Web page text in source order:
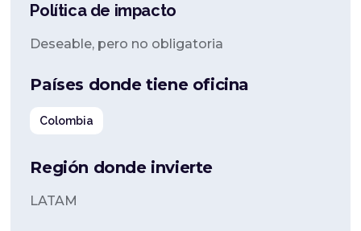
Política de impacto
Deseable, pero no obligatoria
Países donde tiene oficina
Colombia
Región donde invierte
LATAM